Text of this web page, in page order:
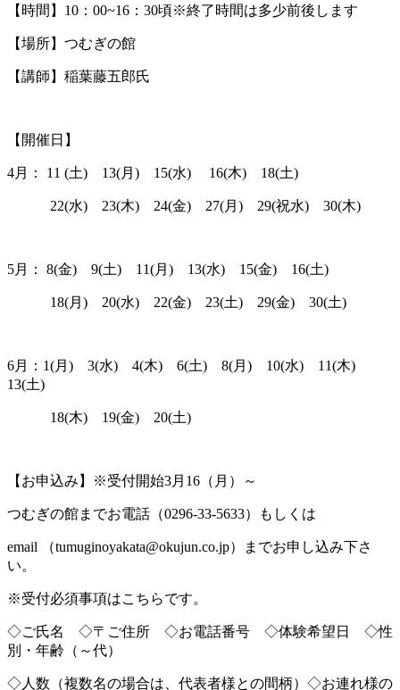
【時間】10：00~16：30頃※終了時間は多少前後します
【場所】つむぎの館
【講師】稲葉藤五郎氏
【開催日】
4月： 11 (土) 13(月) 15(水) 16(木) 18(土)
22(水) 23(木) 24(金) 27(月) 29(祝水) 30(木)
5月： 8(金) 9(土) 11(月) 13(水) 15(金) 16(土)
18(月) 20(水) 22(金) 23(土) 29(金) 30(土)
6月：1(月) 3(水) 4(木) 6(土) 8(月) 10(水) 11(木)
13(土)
18(木) 19(金) 20(土)
【お申込み】※受付開始3月16（月）～
つむぎの館までお電話（0296-33-5633）もしくは
email （tumuginoyakata@okujun.co.jp）までお申し込み下さ
い。
※受付必須事項はこちらです。
◇ご氏名 ◇〒ご住所 ◇お電話番号 ◇体験希望日 ◇性
別・年齢（～代）
◇人数（複数名の場合は、代表者様との間柄）◇お連れ様の